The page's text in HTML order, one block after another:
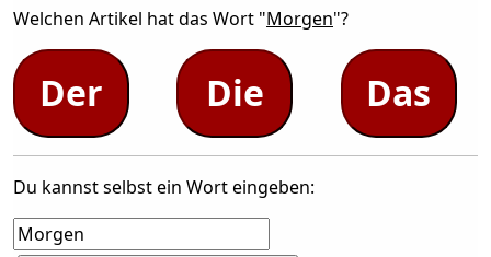
Welchen Artikel hat das Wort "Morgen"?
Der Die Das
Du kannst selbst ein Wort eingeben: